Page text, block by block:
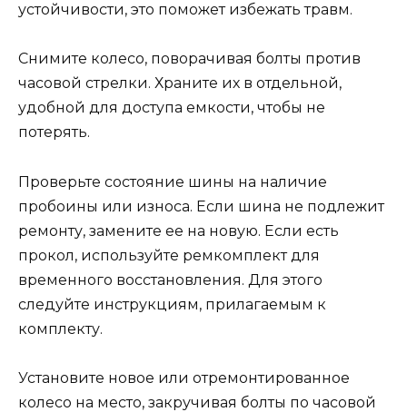
устойчивости, это поможет избежать травм.
Снимите колесо, поворачивая болты против
часовой стрелки. Храните их в отдельной,
удобной для доступа емкости, чтобы не
потерять.
Проверьте состояние шины на наличие
пробоины или износа. Если шина не подлежит
ремонту, замените ее на новую. Если есть
прокол, используйте ремкомплект для
временного восстановления. Для этого
следуйте инструкциям, прилагаемым к
комплекту.
Установите новое или отремонтированное
колесо на место, закручивая болты по часовой